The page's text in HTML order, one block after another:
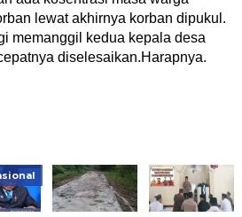
lewat akhirnya korban dipukul.
memanggil kedua kepala desa
diselesaikan.Harapnya.